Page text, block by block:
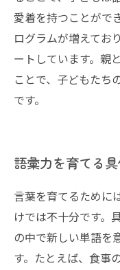
愛着を持つことがで
ログラムが増えてお
ートしています。親
ことで、子どもたち
です。
語彙力を育てる
言葉を育てるために
けでは不十分です。
の中で新しい単語を
す。たとえば、食事